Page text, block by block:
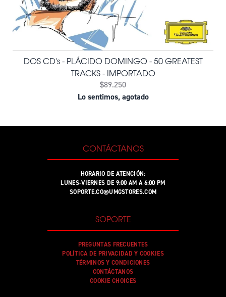
DOS CD's - PLÁCIDO DOMINGO - 50 GREATEST
TRACKS - IMPORTADO
$89.250
Lo sentimos, agotado
CONTÁCTANOS
HORARIO DE ATENCIÓN:
LUNES-VIERNES DE 9:00 AM A 6:00 PM
SOPORTE.CO@UMGSTORES.COM
SOPORTE
PREGUNTAS FRECUENTES
POLÍTICA DE PRIVACIDAD Y COOKIES
TÉRMINOS Y CONDICIONES
CONTÁCTANOS
COOKIE CHOICES